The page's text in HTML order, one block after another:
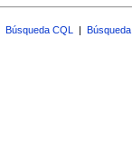
Búsqueda CQL